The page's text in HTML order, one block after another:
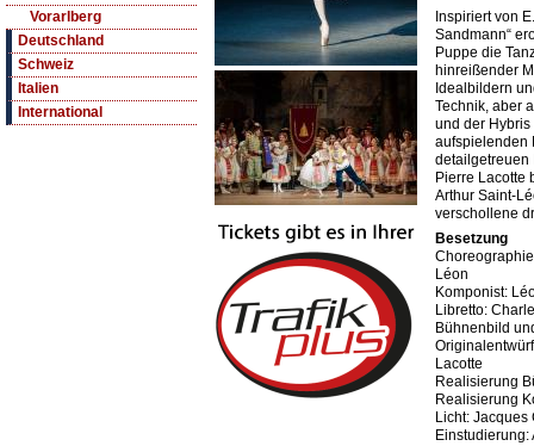
Vorarlberg
Deutschland
Schweiz
Italien
International
Inspiriert von
Sandmann“
Puppe die
hinreißender
Idealbildern
Technik, aber
und der
aufspielenden
detailgetreuen
Pierre Lacotte
Arthur Saint-
verschollene
Besetzung
Léon
Komponist:
Libretto:
Bühnenbild
Lacotte
Realisierung
Realisierung
Licht:
Einstudierung: